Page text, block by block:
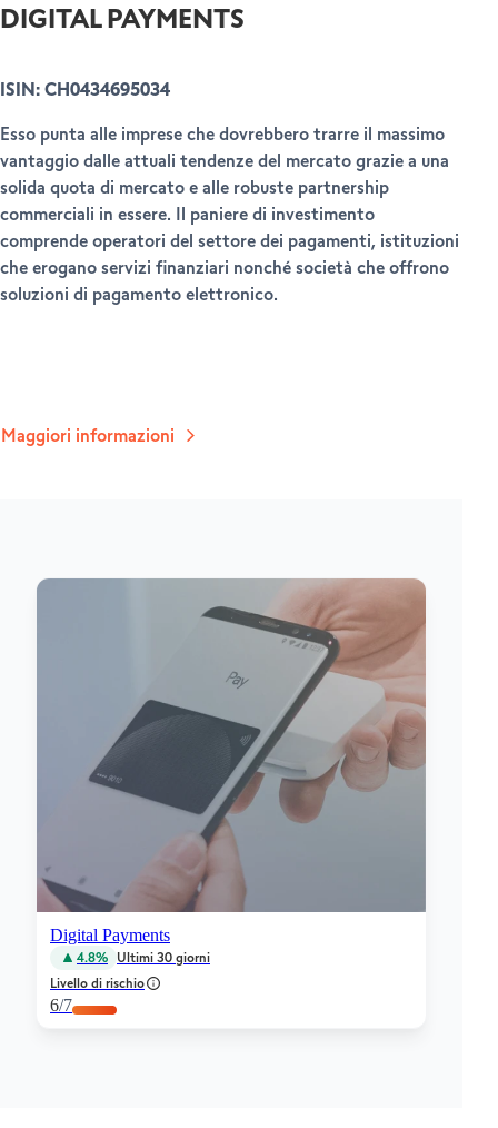
DIGITAL PAYMENTS
ISIN: CH0434695034
Esso punta alle imprese che dovrebbero trarre il massimo
vantaggio dalle attuali tendenze del mercato grazie a una
solida quota di mercato e alle robuste partnership
commerciali in essere. Il paniere di investimento
comprende operatori del settore dei pagamenti, istituzioni
che erogano servizi finanziari nonché società che offrono
soluzioni di pagamento elettronico.
Maggiori informazioni
Digital Payments
4.8%
Ultimi 30 giorni
Livello di rischio
6/7